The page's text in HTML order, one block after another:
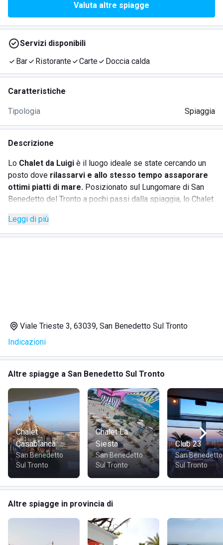
Valuta altre spiagge
Servizi disponibili
Bar
Ristorante Carte Doccia calda
Caratteristiche
Tipologia Spiaggia
Descrizione
Lo Chalet da Luigi è il luogo ideale se state cercando un
posto dove rilassarvi e allo stesso tempo assaporare
ottimi piatti di mare. Posizionato sul Lungomare di San
Benedetto del Tronto a pochi passi dalla spiaggia, lo Chalet
cena, sempre ed esclusivamente coccolati dal rumore
delle onde.
SERVIZI:
Bar
Ristorante
Docce calde
DOVE SI TROVA:
Lo Chalet da Luigi si trova in
Viale Trieste, 3, 63074 San
Benedetto del Tronto AP, Italia
Leggi di più
Viale Trieste 3, 63039, San Benedetto Sul Tronto
Indicazioni
Altre spiagge a San Benedetto Sul Tronto
Chalet
Casablanca
San Benedetto
Sul Tronto
Chalet La
Siesta
San Benedetto
Sul Tronto
Club 23
San Benedetto
Sul Tronto
Altre spiagge in provincia di